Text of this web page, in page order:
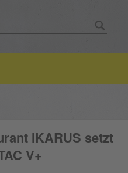
IKARUS setzt
V+